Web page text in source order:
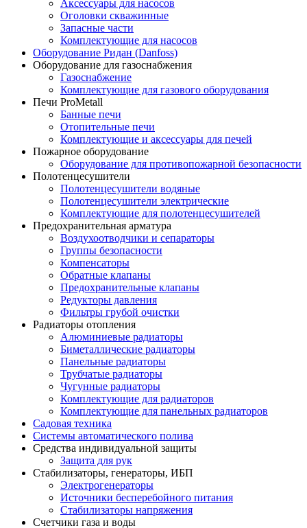
Аксессуары для насосов
Оголовки скважинные
Запасные части
Комплектующие для насосов
Оборудование Ридан (Danfoss)
Оборудование для газоснабжения
Газоснабжение
Комплектующие для газового оборудования
Печи ProMetall
Банные печи
Отопительные печи
Комплектующие и аксессуары для печей
Пожарное оборудование
Оборудование для противопожарной безопасности
Полотенцесушители
Полотенцесушители водяные
Полотенцесушители электрические
Комплектующие для полотенцесушителей
Предохранительная арматура
Воздухоотводчики и сепараторы
Группы безопасности
Компенсаторы
Обратные клапаны
Предохранительные клапаны
Редукторы давления
Фильтры грубой очистки
Радиаторы отопления
Алюминиевые радиаторы
Биметаллические радиаторы
Панельные радиаторы
Трубчатые радиаторы
Чугунные радиаторы
Комплектующие для радиаторов
Комплектующие для панельных радиаторов
Садовая техника
Системы автоматического полива
Средства индивидуальной защиты
Защита для рук
Стабилизаторы, генераторы, ИБП
Электрогенераторы
Источники бесперебойного питания
Стабилизаторы напряжения
Счетчики газа и воды